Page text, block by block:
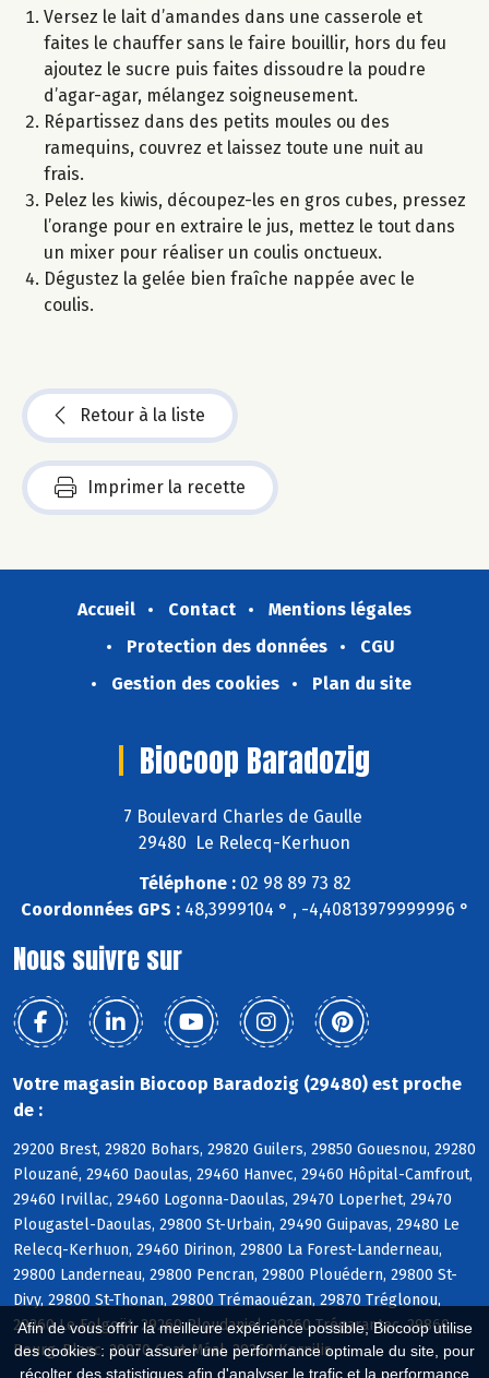
Afin de vous offrir la meilleure expérience possible, Biocoop utilise
des cookies : pour assurer une performance optimale du site, pour
récolter des statistiques afin d'analyser le trafic et la performance
Versez le lait d’amandes dans une casserole et
faites le chauffer sans le faire bouillir, hors du feu
ajoutez le sucre puis faites dissoudre la poudre
d’agar-agar, mélangez soigneusement.
Répartissez dans des petits moules ou des
ramequins, couvrez et laissez toute une nuit au
frais.
Pelez les kiwis, découpez-les en gros cubes, pressez
l’orange pour en extraire le jus, mettez le tout dans
un mixer pour réaliser un coulis onctueux.
Dégustez la gelée bien fraîche nappée avec le
coulis.
Retour à la liste
Imprimer la recette
Accueil Contact
Mentions légales
Protection des données
CGU
Gestion des cookies
Plan du site
Biocoop Baradozig
7 Boulevard Charles de Gaulle
29480 Le Relecq-Kerhuon
Téléphone :02 98 89 73 82
Coordonnées GPS :48,3999104 ° , -4,40813979999996 °
Nous suivre sur
Votre magasin Biocoop Baradozig (29480) est proche
de :
29200 Brest, 29820 Bohars, 29820 Guilers, 29850 Gouesnou, 29280
Plouzané, 29460 Daoulas, 29460 Hanvec, 29460 Hôpital-Camfrout,
29460 Irvillac, 29460 Logonna-Daoulas, 29470 Loperhet, 29470
Plougastel-Daoulas, 29800 St-Urbain, 29490 Guipavas, 29480 Le
Relecq-Kerhuon, 29460 Dirinon, 29800 La Forest-Landerneau,
29800 Landerneau, 29800 Pencran, 29800 Plouédern, 29800 St-
Divy, 29800 St-Thonan, 29800 Trémaouézan, 29870 Tréglonou,
29260 Le Folgoët, 29260 Ploudaniel, 29260 Trégarantec, 29860
Bourg-Blanc, 29870 Coat-Méal, 29260 Kernilis